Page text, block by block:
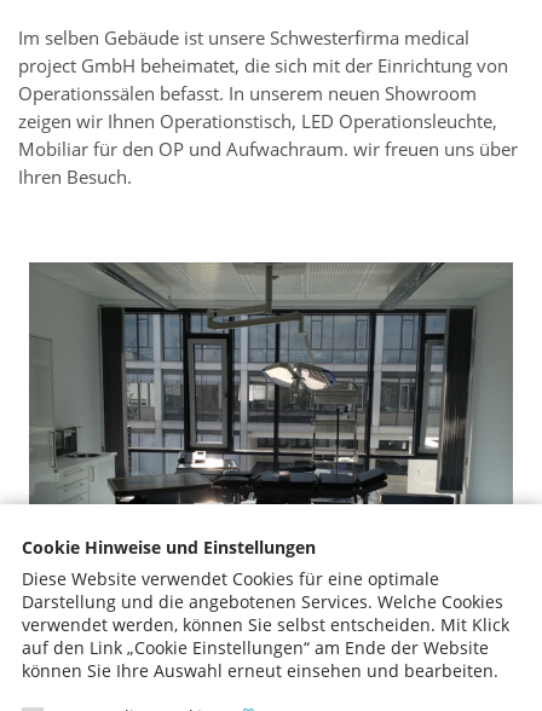
Cookie Hinweise und Einstellungen
Diese Website verwendet Cookies für eine optimale
Darstellung und die angebotenen Services. Welche Cookies
verwendet werden, können Sie selbst entscheiden. Mit Klick
auf den Link „Cookie Einstellungen“ am Ende der Website
können Sie Ihre Auswahl erneut einsehen und bearbeiten.
Im selben Gebäude ist unsere Schwesterfirma medical
project GmbH beheimatet, die sich mit der Einrichtung von
Operationssälen befasst. In unserem neuen Showroom
zeigen wir Ihnen Operationstisch, LED Operationsleuchte,
Mobiliar für den OP und Aufwachraum. wir freuen uns über
Ihren Besuch.